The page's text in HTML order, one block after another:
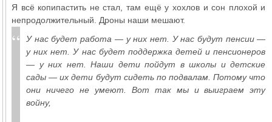
Я всё копипастить не стал, там ещё у хохлов и сон плохой и
непродолжительный. Дроны наши мешают.
У нас будет работа — у них нет. У нас будут пенсии —
у них нет. У нас будет поддержка детей и пенсионеров
— у них нет. Наши дети пойдут в школы и детские
сады — их дети будут сидеть по подвалам. Потому что
они ничего не умеют. Вот так мы и выиграем эту
войну,